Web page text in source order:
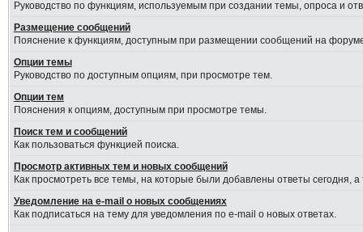
Руководство по функциям, используемым при создании темы, опроса и
Размещение сообщений
Пояснение к функциям, доступным при размещении сообщений на
Опции темы
Руководство по доступным опциям, при просмотре тем.
Опции тем
Пояснения к опциям, доступным при просмотре темы.
Поиск тем и сообщений
Как пользоваться функцией поиска.
Просмотр активных тем и новых сообщений
Как просмотреть все темы, на которые были добавлены ответы сегодня,
Уведомление на e-mail о новых сообщениях
Как подписаться на тему для уведомления по e-mail о новых ответах.